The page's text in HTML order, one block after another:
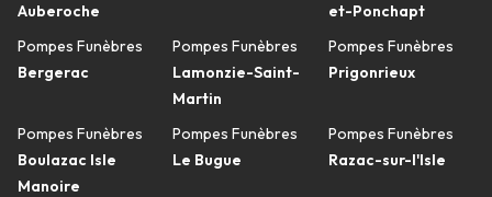
Auberoche
Pompes Funèbres
Bergerac
Pompes Funèbres
Boulazac Isle
Manoire
Pompes Funèbres
Lamonzie-Saint-
Martin
Pompes Funèbres
Le Bugue
et-Ponchapt
Pompes Funèbres
Prigonrieux
Pompes Funèbres
Razac-sur-l'Isle